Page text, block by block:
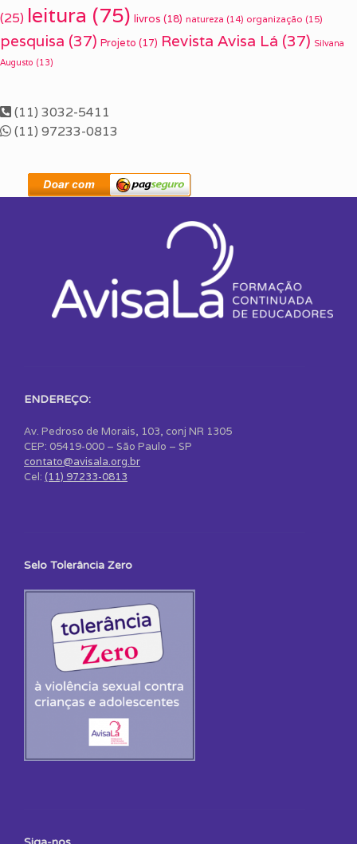
(25) leitura (75) livros (18) natureza (14) organização (15)
pesquisa (37) Projeto (17) Revista Avisa Lá (37) Silvana
Augusto (13)
(11) 3032-5411
(11) 97233-0813
ENDEREÇO:
Av. Pedroso de Morais, 103, conj NR 1305
CEP: 05419-000 – São Paulo – SP
contato@avisala.org.br
Cel: (11) 97233-0813
Selo Tolerância Zero